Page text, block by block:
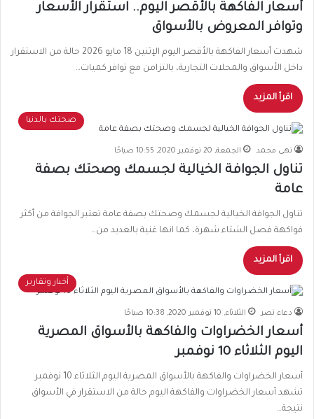
أسعار الفاكهة بالأقصر اليوم.. استقرار الأسعار
وتوافر المعروض بالأسواق
شهدت أسعار الفاكهة بالأقصر اليوم الإثنين 18 مايو 2026 حالة من الاستقرار
داخل الأسواق والمحلات التجارية، بالتزامن مع توافر كميات…
اقرأ المزيد
صحتك بالدنيا
نهى محمد الجمعة, 20 نوفمبر 2020, 10:55 صباحًا
تناول الجوافة الخيالية لجسمك وصحتك بصفة
عامة
تناول الجوافة الخيالية لجسمك وصحتك بصفة عامة تعتبر الجوافة من أكثر
فواكهة فصل الشتاء شهرة، كما انها غنية بالعديد من…
اقرأ المزيد
أخبار وتقارير
دعاء نصر الثلاثاء, 10 نوفمبر 2020, 10:38 صباحًا
أسعار الخضراوات والفاكهة بالأسواق المصرية
اليوم الثلاثاء 10 نوفمبر
أسعار الخضراوات والفاكهة بالأسواق المصرية اليوم الثلاثاء 10 نوفمبر
تشهد أسعار الخضراوات والفاكهة اليوم حالة من الاستقرار في الأسواق
نتيجة…